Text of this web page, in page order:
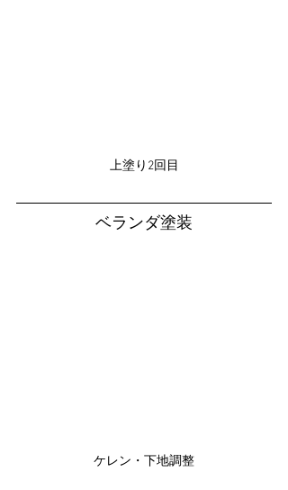
上塗り2回目
ベランダ塗装
ケレン・下地調整